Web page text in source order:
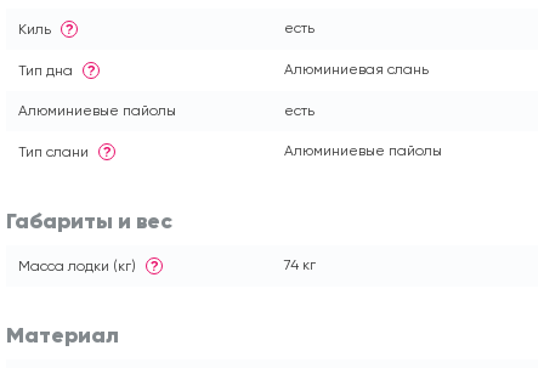
Киль ? есть
Тип дна ? Алюминиевая слань
Алюминиевые пайолы есть
Тип слани ? Алюминиевые пайолы
Габариты и вес
Масса лодки (кг) ? 74 кг
Материал